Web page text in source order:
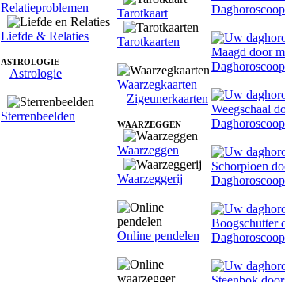
Relatieproblemen
Liefde & Relaties
ASTROLOGIE
Astrologie
Sterrenbeelden
Tarotkaart
Tarotkaarten
Waarzegkaarten
Zigeunerkaarten
WAARZEGGEN
Waarzeggen
Waarzeggerij
Online pendelen